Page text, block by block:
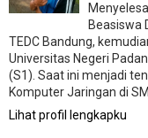
Beasiswa
TEDC Bandung,
Universitas Negeri
(S1). Saat ini menjadi
Komputer Jaringan di
Lihat profil lengkapku